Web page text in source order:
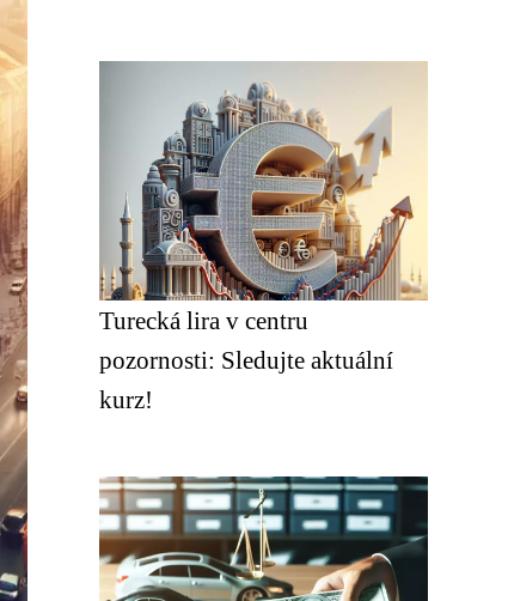
Turecká lira v centru
pozornosti: Sledujte aktuální
kurz!